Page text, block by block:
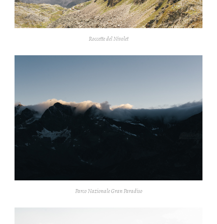
Roccette del Nivolet
Parco Nazionale Gran Paradiso